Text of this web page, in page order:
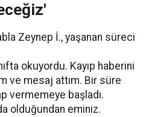
Zeynep İ., yaşanan süreci
okuyordu. Kayıp haberini
ve mesaj attım. Bir süre
vermemeye başladı.
olduğundan eminiz.